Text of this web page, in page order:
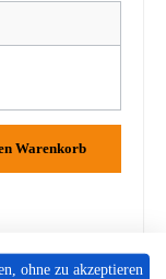
Warenkorb
ohne zu akzeptieren